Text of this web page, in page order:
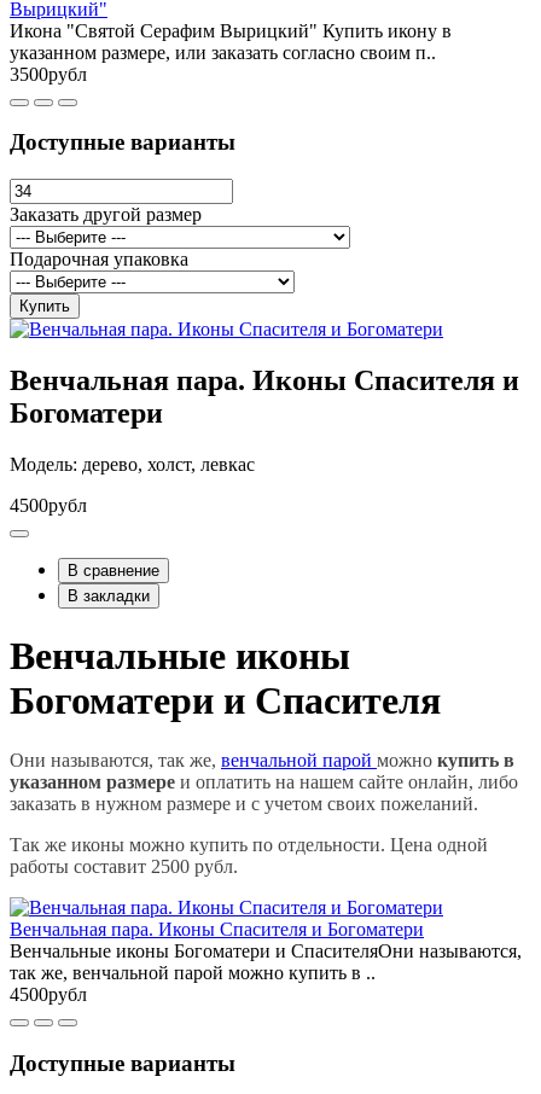
Вырицкий"
Икона "Святой Серафим Вырицкий" Купить икону в
указанном размере, или заказать согласно своим п..
3500рубл
Доступные варианты
Заказать другой размер
Подарочная упаковка
Купить
Венчальная пара. Иконы Спасителя и
Богоматери
Модель: дерево, холст, левкас
4500рубл
В сравнение
В закладки
Венчальные иконы
Богоматери и Спасителя
Они называются, так же, венчальной парой можно купить в
указанном размере и оплатить на нашем сайте онлайн, либо
заказать в нужном размере и с учетом своих пожеланий.
Так же иконы можно купить по отдельности. Цена одной
работы составит 2500 рубл.
Венчальная пара. Иконы Спасителя и Богоматери
Венчальные иконы Богоматери и СпасителяОни называются,
так же, венчальной парой можно купить в ..
4500рубл
Доступные варианты